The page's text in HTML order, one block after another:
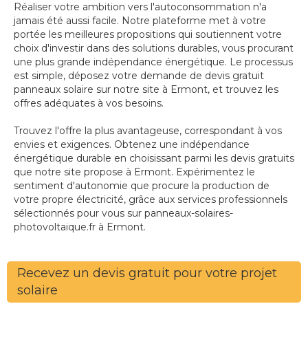
Réaliser votre ambition vers l'autoconsommation n'a
jamais été aussi facile. Notre plateforme met à votre
portée les meilleures propositions qui soutiennent votre
choix d'investir dans des solutions durables, vous procurant
une plus grande indépendance énergétique. Le processus
est simple, déposez votre demande de devis gratuit
panneaux solaire sur notre site à Ermont, et trouvez les
offres adéquates à vos besoins.
Trouvez l'offre la plus avantageuse, correspondant à vos
envies et exigences. Obtenez une indépendance
énergétique durable en choisissant parmi les devis gratuits
que notre site propose à Ermont. Expérimentez le
sentiment d'autonomie que procure la production de
votre propre électricité, grâce aux services professionnels
sélectionnés pour vous sur panneaux-solaires-
photovoltaique.fr à Ermont.
Recevez un devis gratuit pour votre projet
solaire